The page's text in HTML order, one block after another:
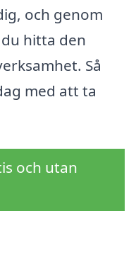
och genom
hitta den
Så
med att ta
och utan